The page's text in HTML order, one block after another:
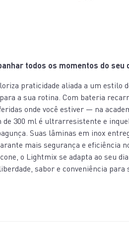
todos os momentos do seu
praticidade aliada a um estilo
a sua rotina. Com bateria
onde você estiver — na
de 300 ml é ultrarresistente e
Suas lâminas em inox
mais segurança e eficiência
o Lightmix se adapta ao seu
sabor e conveniência para